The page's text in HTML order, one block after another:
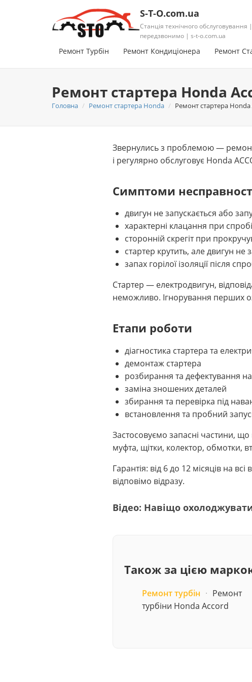
S-T-O.com.ua
Станція технічного
передзвонимо | s-t-o.com.ua
Ремонт Турбін Ремонт Кондиціонера Ремонт
Ремонт стартера Honda
Головна Ремонт стартера Honda Ремонт стартера Honda
Звернулись з проблемою —
і регулярно обслуговує Honda
Симптоми
двигун не запускається або
характерні клацання при
сторонній скрегіт при
стартер крутить, але двигун не
запах горілої ізоляції після
Стартер — електродвигун,
неможливо. Ігнорування перших
Етапи роботи
діагностика стартера та
демонтаж стартера
розбирання та дефектування на
заміна зношених деталей
збирання та перевірка під
встановлення та пробний
Застосовуємо запасні частини,
муфта, щітки, колектор, обмотки,
Гарантія: від 6 до 12 місяців на
відповімо відразу.
Відео: Навіщо
Також за цією
Ремонт турбін · Ремонт
турбіни Honda Accord